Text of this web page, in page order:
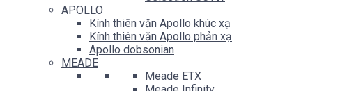
APOLLO
Kính thiên văn Apollo khúc xạ
Kính thiên văn Apollo phản xạ
Apollo dobsonian
MEADE
Meade ETX